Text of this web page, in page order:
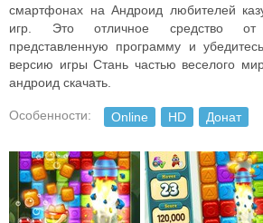
смартфонах на Андроид любителей
игр. Это отличное средство от
представленную программу и
версию игры Стань частью веселого
андроид скачать.
Особенности: Online HD Донат